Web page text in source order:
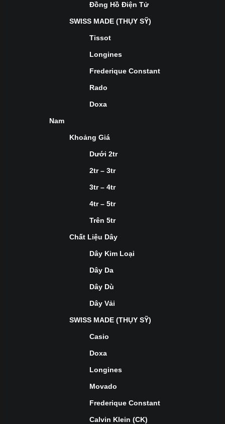
Đồng Hồ Điện Tử
SWISS MADE (THỤY SỸ)
Tissot
Longines
Frederique Constant
Rado
Doxa
Nam
Khoảng Giá
Dưới 2tr
2tr – 3tr
3tr – 4tr
4tr – 5tr
Trên 5tr
Chất Liệu Dây
Dây Kim Loại
Dây Da
Dây Dù
Dây Vải
SWISS MADE (THỤY SỸ)
Casio
Doxa
Longines
Movado
Frederique Constant
Calvin Klein (CK)